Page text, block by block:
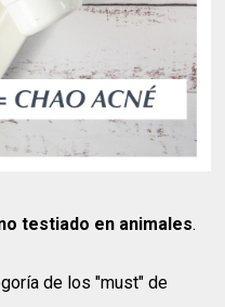
testiado en animales.
de los "must" de